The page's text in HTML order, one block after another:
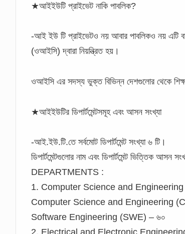
★আইইউটি প্রাইভেট নাকি পাবলিক?
-আই ইউ টি প্রাইভেটও নয় আবার পাবলিকও নয় এটি
(ওআইসি) দ্বারা নিয়ন্ত্রিত হয়।
ওআইসি এর সদস্য ভুক্ত বিভিন্ন দেশগুলোর থেকে
★আইইউটির ডিপার্টমেন্টসমূহ এবং আসন সংখ্যা
-আই.ইউ.টি.তে সর্বমোট ডিপার্টমেন্ট সংখ্যা ৬ টি।
ডিপার্টমেন্টগুলোর নাম এবং ডিপার্টমেন্ট ভিত্তিক আসন
DEPARTMENTS :
1. Computer Science and
Computer Science and Engineering
Software Engineering (SWE) – ৬০